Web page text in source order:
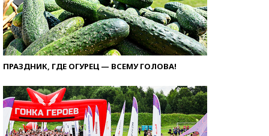
ПРАЗДНИК, ГДЕ ОГУРЕЦ — ВСЕМУ ГОЛОВА!